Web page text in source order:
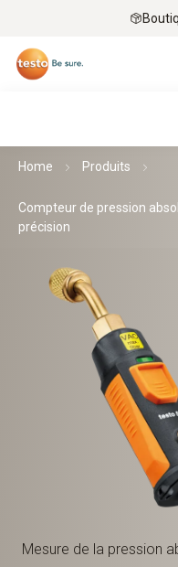
Home Produits
Compteur de pression
précision
Mesure de la pression